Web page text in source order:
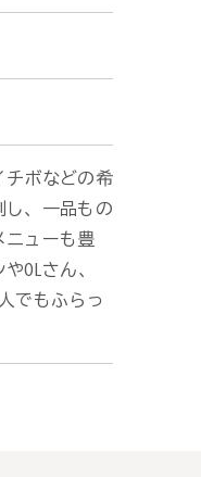
チボなどの希
し、一品もの
ニューも豊
OLさん、
でもふらっ